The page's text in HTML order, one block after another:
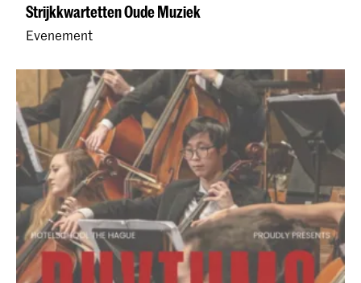
Strijkkwartetten Oude Muziek
Evenement